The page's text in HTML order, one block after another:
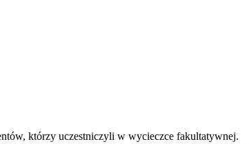
którzy uczestniczyli w wycieczce fakultatywnej.